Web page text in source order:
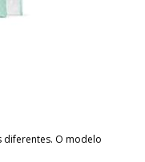
diferentes. O modelo